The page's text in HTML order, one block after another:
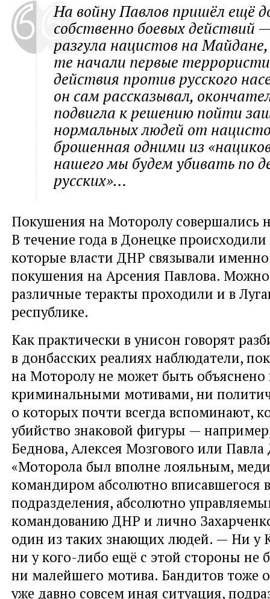
На войну Павлов пришёл ещё
собственно боевых действий
разгула нацистов на Майдане,
те начали первые
действия против русского
он сам рассказывал,
подвигла к решению пойти
нормальных людей от
брошенная одними из
нашего мы будем убивать по
русских»…
Покушения на Моторолу совершались
В течение года в Донецке
которые власти ДНР связывали
покушения на Арсения Павлова.
различные теракты проходили и в
республике.
Как практически в унисон говорят
в донбасских реалиях наблюдатели,
на Моторолу не может быть
криминальными мотивами, ни
о которых почти всегда вспоминают,
убийство знаковой фигуры —
Беднова, Алексея Мозгового или
«Моторола был вполне лояльным,
командиром абсолютно
подразделения, абсолютно
командованию ДНР и лично
один из таких знающих людей. — Ни у
ни у кого-либо ещё с этой стороны не
ни малейшего мотива. Бандитов тоже
уже давно совсем иная ситуация,